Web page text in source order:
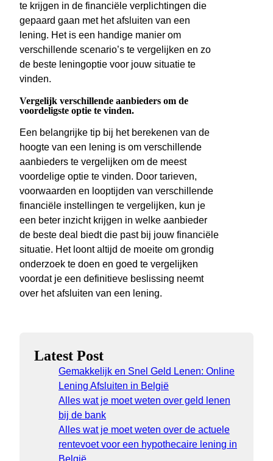
te krijgen in de financiële verplichtingen die
gepaard gaan met het afsluiten van een
lening. Het is een handige manier om
verschillende scenario’s te vergelijken en zo
de beste leningoptie voor jouw situatie te
vinden.
Vergelijk verschillende aanbieders om de
voordeligste optie te vinden.
Een belangrijke tip bij het berekenen van de
hoogte van een lening is om verschillende
aanbieders te vergelijken om de meest
voordelige optie te vinden. Door tarieven,
voorwaarden en looptijden van verschillende
financiële instellingen te vergelijken, kun je
een beter inzicht krijgen in welke aanbieder
de beste deal biedt die past bij jouw financiële
situatie. Het loont altijd de moeite om grondig
onderzoek te doen en goed te vergelijken
voordat je een definitieve beslissing neemt
over het afsluiten van een lening.
Latest Post
Gemakkelijk en Snel Geld Lenen: Online
Lening Afsluiten in België
Alles wat je moet weten over geld lenen
bij de bank
Alles wat je moet weten over de actuele
rentevoet voor een hypothecaire lening in
België